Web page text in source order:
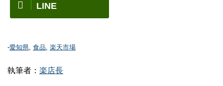
LINE
-愛知県, 食品, 楽天市場
執筆者： 楽店長